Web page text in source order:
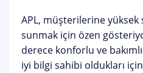
APL, müşterilerine
sunmak için özen
derece konforlu ve
iyi bilgi sahibi oldukları